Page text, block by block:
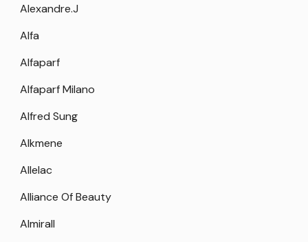
Alexandre.J
Alfa
Alfaparf
Alfaparf Milano
Alfred Sung
Alkmene
Allelac
Alliance Of Beauty
Almirall